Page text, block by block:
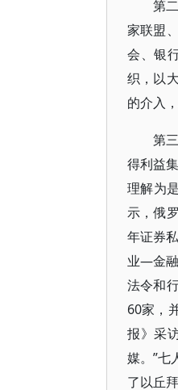
第
家联盟
会、银
织，以
的介入
第
得利益
理解为
示，俄
年证券
业—金融
法令和
60家，
报》采
媒。”七
了以丘